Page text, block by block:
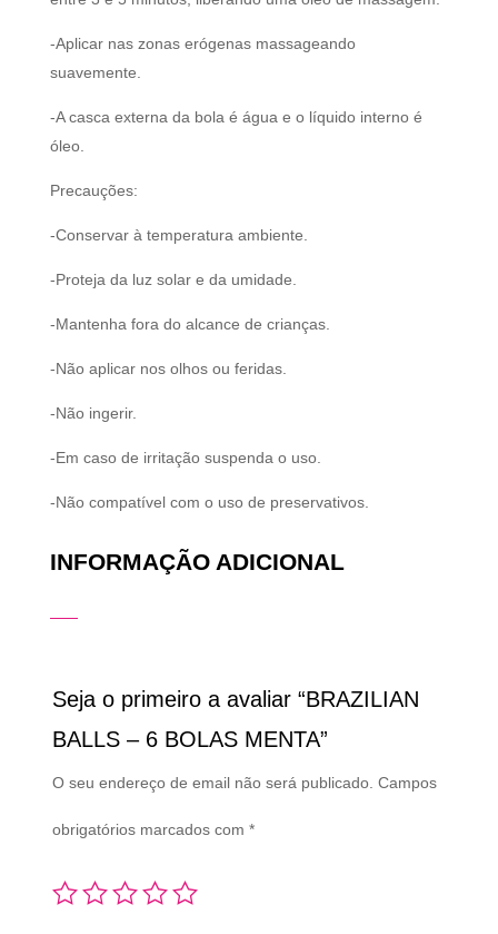
-Aplicar nas zonas erógenas massageando
suavemente.
-A casca externa da bola é água e o líquido interno é
óleo.
Precauções:
-Conservar à temperatura ambiente.
-Proteja da luz solar e da umidade.
-Mantenha fora do alcance de crianças.
-Não aplicar nos olhos ou feridas.
-Não ingerir.
-Em caso de irritação suspenda o uso.
-Não compatível com o uso de preservativos.
INFORMAÇÃO ADICIONAL
Seja o primeiro a avaliar “BRAZILIAN
BALLS – 6 BOLAS MENTA”
O seu endereço de email não será publicado. Campos
obrigatórios marcados com *